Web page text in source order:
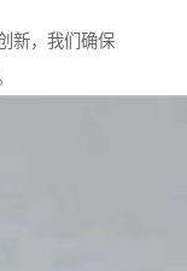
新，我们确保